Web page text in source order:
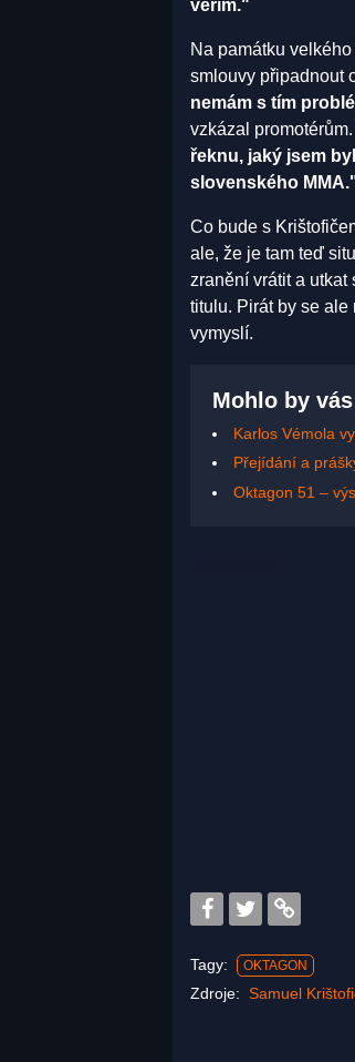
věřím."
Na památku
smlouvy připadnout
nemám s tím
vzkázal promotérům.
řeknu, jaký jsem
slovenského
Co bude s
ale, že je tam teď
zranění vrátit a utkat
titulu. Pirát by se ale
vymyslí.
Mohlo by
Karlos Vémola
Přejídání a
Oktagon 51 –
Tagy: OKTAGON
Zdroje: Samuel